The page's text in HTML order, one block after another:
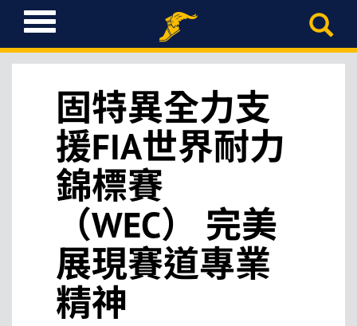
T
o
g
固特異全力支
援FIA世界耐力
錦標賽
（WEC） 完美
展現賽道專業
精神